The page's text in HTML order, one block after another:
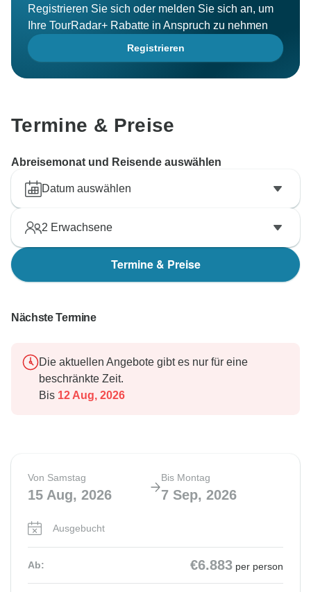
Registrieren Sie sich oder melden Sie sich an, um
Ihre TourRadar+ Rabatte in Anspruch zu nehmen
Registrieren
Termine & Preise
Abreisemonat und Reisende auswählen
Datum auswählen
2 Erwachsene
Termine & Preise
Nächste Termine
Die aktuellen Angebote gibt es nur für eine
beschränkte Zeit.
Bis 12 Aug, 2026
Von Samstag
15 Aug, 2026
Bis Montag
7 Sep, 2026
Ausgebucht
Ab: €6.883 per person